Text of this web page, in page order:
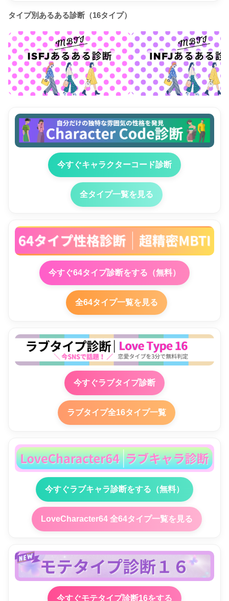
タイプ別あるある診断（16タイプ）
今すぐキャラクターコード診断
全タイプ一覧を見る
今すぐ64タイプ診断をする（無料）
全64タイプ一覧を見る
今すぐラブタイプ診断
ラブタイプ全16タイプ一覧
今すぐラブキャラ診断をする（無料）
LoveCharacter64 全64タイプ一覧を見る
今すぐモテタイプ診断16をする